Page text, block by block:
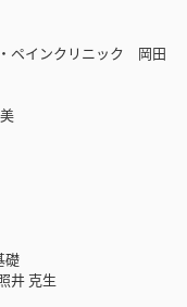
ペインクリニック 岡田
礎
井 克生